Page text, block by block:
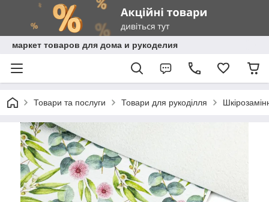
маркет товаров для дома и рукоделия
Товари та послуги Товари для рукоділля